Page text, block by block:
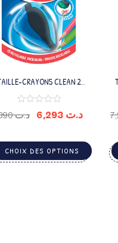
CRAYONS CLEAN 2
TROUS
د.ت8,390 د.ت
CHOIX DES OPTIONS